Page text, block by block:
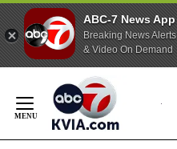
ABC-7 News App
Breaking News Alerts
& Video On Demand
Content